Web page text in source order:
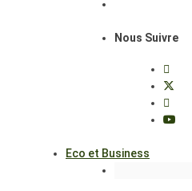
Nous Suivre
Eco et Business